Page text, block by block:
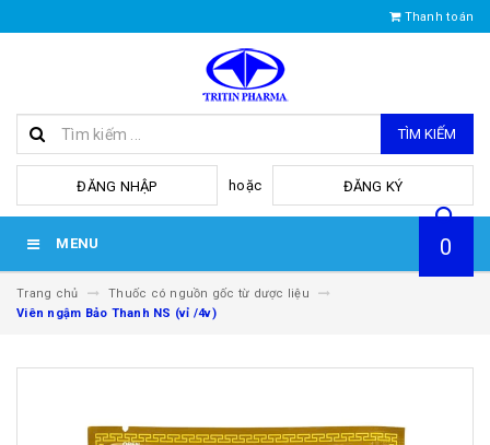
Thanh toán
TÌM KIẾM
ĐĂNG NHẬP hoặc ĐĂNG KÝ
MENU 0
Trang chủ
Thuốc có nguồn gốc từ dược liệu
Viên ngậm Bảo Thanh NS (vỉ /4v)